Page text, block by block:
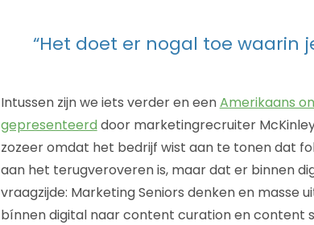
“Het doet er nogal toe waarin
Intussen zijn we iets verder en eenAmerikaans
gepresenteerd door marketingrecruiter
zozeer omdat het bedrijf wist aan te tonen dat
aan het terugveroveren is, maar dat er binnen
vraagzijde: Marketing Seniors denken en
bínnen digital naar content curation en content